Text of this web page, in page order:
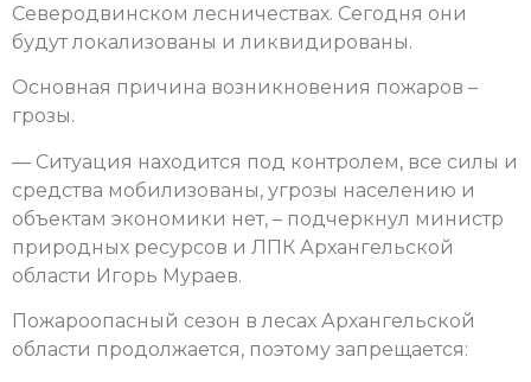
Северодвинском лесничествах. Сегодня они
будут локализованы и ликвидированы.
Основная причина возникновения пожаров –
грозы.
— Ситуация находится под контролем, все силы и
средства мобилизованы, угрозы населению и
объектам экономики нет, – подчеркнул министр
природных ресурсов и ЛПК Архангельской
области Игорь Мураев.
Пожароопасный сезон в лесах Архангельской
области продолжается, поэтому запрещается: